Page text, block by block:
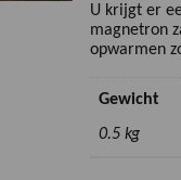
U krijgt er
magnetron
opwarmen
Gewicht
0.5 kg